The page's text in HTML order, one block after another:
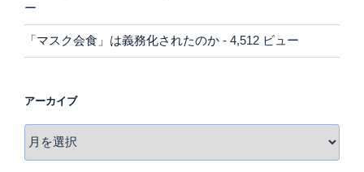
ー
「マスク会食」は義務化されたのか - 4,512 ビュー
アーカイブ
ー